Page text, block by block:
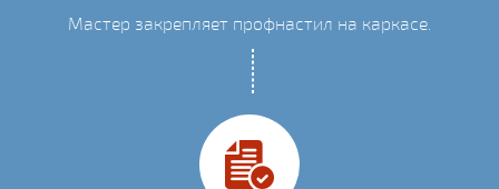
Мастер закрепляет профнастил на каркасе.